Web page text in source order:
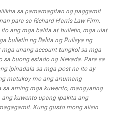
sa pamamagitan ng paggamit
para sa Richard Harris Law Firm.
ang mga balita at bulletin, mga ulat
bulletin ng Balita ng Pulisya ng
unang account tungkol sa mga
buong estado ng Nevada. Para sa
ipinadala sa mga post na ito ay
matukoy mo ang anumang
aming mga kuwento, mangyaring
kuwento upang ipakita ang
Kung gusto mong alisin